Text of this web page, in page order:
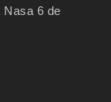
Nasa 6 de